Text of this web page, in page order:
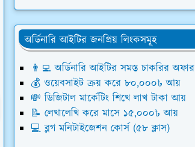
অর্ডিনারি আইটির জনপ্রিয় লিংকসমূহ
👨‍💻 অর্ডিনারি আইটির সমস্ত চাকরির অফার
💰 ওয়েবসাইট ক্রয় করে ৮০,০০০৳ আয়
💸 ডিজিটাল মার্কেটিং শিখে লাখ টাকা আয়
📝 লেখালেখি করে মাসে ১৫,০০০৳ আয়
💻 ব্লগ মনিটাইজেশন কোর্স (৫৮ ক্লাস)